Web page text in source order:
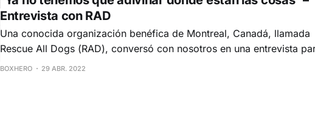
Entrevista con RAD
Una conocida organización benéfica de Montreal, Canadá, llamada
Rescue All Dogs (RAD), conversó con nosotros en una entrevista
compartir su experiencia con BoxHero. Las representantes de RAD, Karen
BOXHERO 29 ABR. 2022